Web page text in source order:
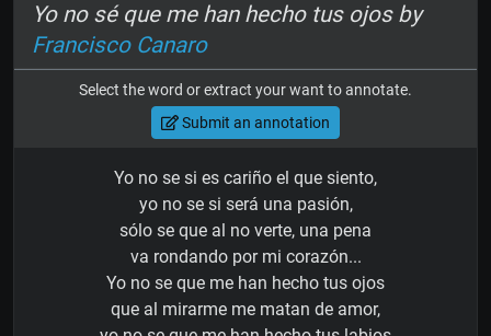
Yo no sé que me han hecho tus ojos by
Francisco Canaro
Select the word or extract your want to annotate.
Submit an annotation
Yo no se si es cariño el que siento,
yo no se si será una pasión,
sólo se que al no verte, una pena
va rondando por mi corazón...
Yo no se que me han hecho tus ojos
que al mirarme me matan de amor,